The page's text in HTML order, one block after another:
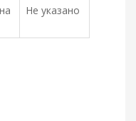
Не указано